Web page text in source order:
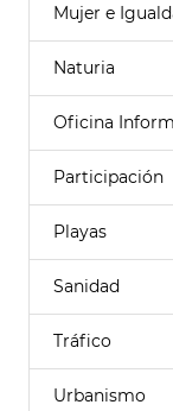
Mujer e
Naturia
Oficina
Participación
Playas
Sanidad
Tráfico
Urbanismo